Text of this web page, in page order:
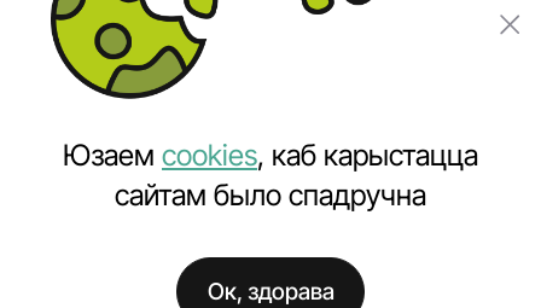
Замовіць сайт
Юзаем cookies, каб карыстацца
сайтам было спадручна
Ок, здорава